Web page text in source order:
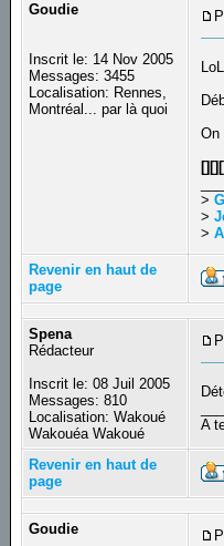
Goudie
Inscrit le: 14 Nov 2005
Messages: 3455
Localisation: Rennes,
Montréal... par là quoi
On
>
>
>
Revenir en haut de
page
Spena
Rédacteur
Inscrit le: 08 Juil 2005
Messages: 810
Localisation: Wakoué
Wakouéa Wakoué
A
Revenir en haut de
page
Goudie